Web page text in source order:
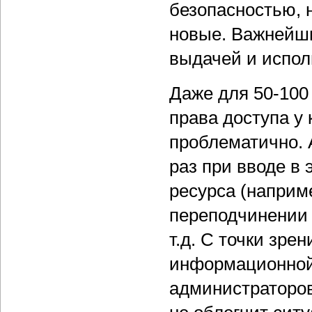
безопасностью,
новые.
выдачей и
Даже для 50-
права доступа у
проблематично.
раз при вводе в
ресурса
т.д. С точки